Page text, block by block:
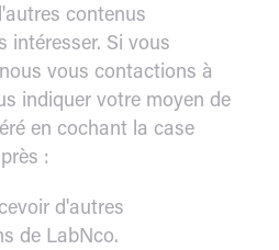
contenus
intéresser. Si vous
vous contactions à
indiquer votre moyen de
en cochant la case
:
d'autres
de LabNco.